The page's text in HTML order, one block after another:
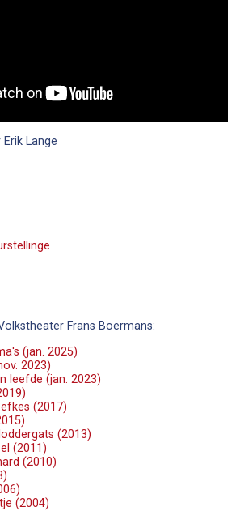
Lange
Frans Boermans:
(jan. 2025)
2023)
leefde (jan. 2023)
(2017)
(2013)
(2011)
(2010)
(2004)